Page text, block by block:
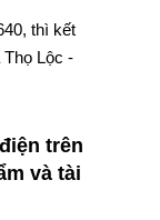
thì kết
Lộc -
trên
và tài